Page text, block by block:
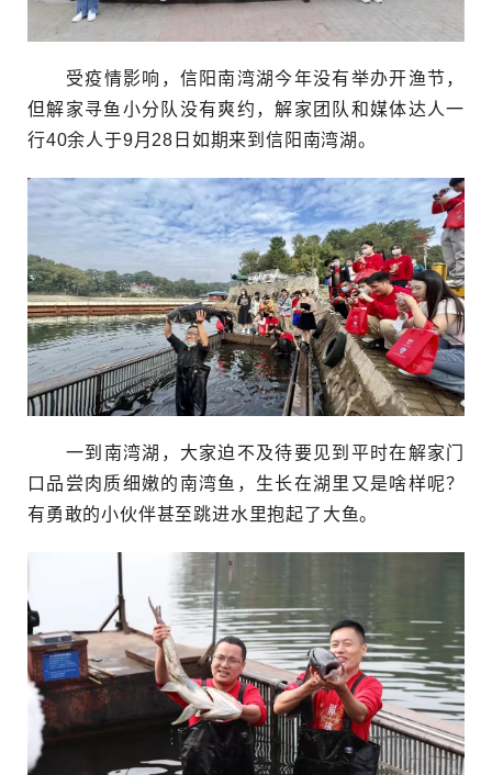
受疫情影响，信阳南湾湖今年没有举办开渔节，
但解家寻鱼小分队没有爽约，解家团队和媒体达人一
行40余人于9月28日如期来到信阳南湾湖。
一到南湾湖，大家迫不及待要见到平时在解家门
口品尝肉质细嫩的南湾鱼，生长在湖里又是啥样呢？
有勇敢的小伙伴甚至跳进水里抱起了大鱼。